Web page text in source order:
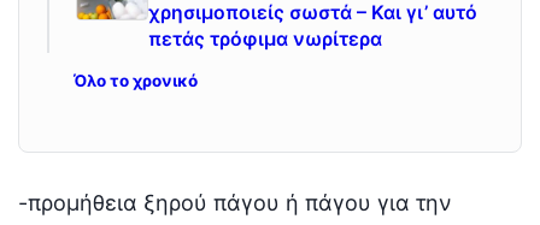
χρησιμοποιείς σωστά – Και γι’ αυτό
πετάς τρόφιμα νωρίτερα
Όλο το χρονικό
-προμήθεια ξηρού πάγου ή πάγου για την